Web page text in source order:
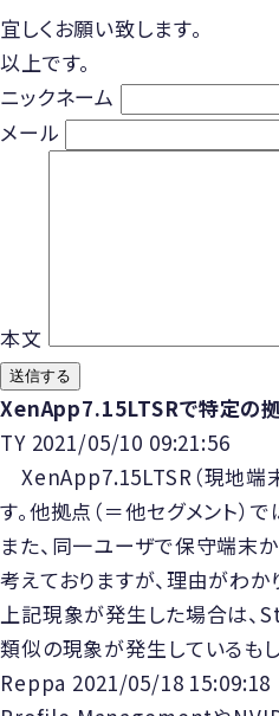
宜しくお願い致します。
以上です。
ニックネーム
メール
本文
送信する
XenApp7.15LTSRで特定の拠
TY 2021/05/10 09:21:56
XenApp7.15LTSR（現地端
す。他拠点（＝他セグメント）
また、同一ユーザで保守端末
考えておりますが、理由がわか
上記現象が発生した場合は、
類似の現象が発生しているも
Reppa 2021/05/18 15:09:18